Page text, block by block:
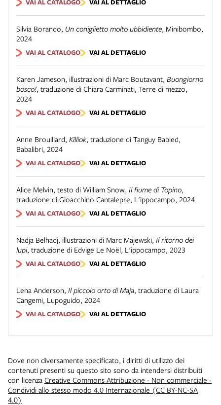
VAI AL CATALOGO VAI AL DETTAGLIO
Silvia Borando, Un coniglietto molto ubbidiente, Minibombo,
2024
VAI AL CATALOGO VAI AL DETTAGLIO
Karen Jameson, illustrazioni di Marc Boutavant, Buongiorno
bosco!, traduzione di Chiara Carminati, Terre di mezzo,
2024
VAI AL CATALOGO VAI AL DETTAGLIO
Anne Brouillard, Killiok, traduzione di Tanguy Babled,
Babalibri, 2024
VAI AL CATALOGO VAI AL DETTAGLIO
Alice Melvin, testo di William Snow, Il fiume di Topino,
traduzione di Gioacchino Cantalepre, L'ippocampo, 2024
VAI AL CATALOGO VAI AL DETTAGLIO
Nadja Belhadj, illustrazioni di Marc Majewski, Il ritorno dei
lupi, traduzione di Edvige Le Noël, L'ippocampo, 2023
VAI AL CATALOGO VAI AL DETTAGLIO
Lena Anderson, Il piccolo orto di Maja, traduzione di Laura
Cangemi, Lupoguido, 2024
VAI AL CATALOGO VAI AL DETTAGLIO
Dove non diversamente specificato, i diritti di utilizzo dei
contenuti presenti su questo sito sono da intendersi distribuiti
con licenza Creative Commons Attribuzione - Non commerciale -
Condividi allo stesso modo 4.0 Internazionale (CC BY-NC-SA
4.0)